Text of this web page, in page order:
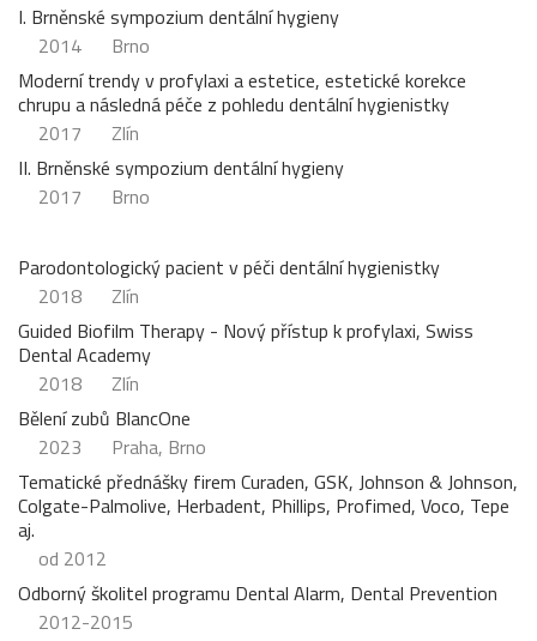
I. Brněnské sympozium dentální hygieny
2014
Brno
Moderní trendy v profylaxi a estetice, estetické korekce
chrupu a následná péče z pohledu dentální hygienistky
2017
Zlín
II. Brněnské sympozium dentální hygieny
2017
Brno
Parodontologický pacient v péči dentální hygienistky
2018
Zlín
Guided Biofilm Therapy - Nový přístup k profylaxi, Swiss
Dental Academy
2018
Zlín
Bělení zubů BlancOne
2023
Praha, Brno
Tematické přednášky firem Curaden, GSK, Johnson & Johnson,
Colgate-Palmolive, Herbadent, Phillips, Profimed, Voco, Tepe
aj.
od 2012
Odborný školitel programu Dental Alarm, Dental Prevention
2012-2015